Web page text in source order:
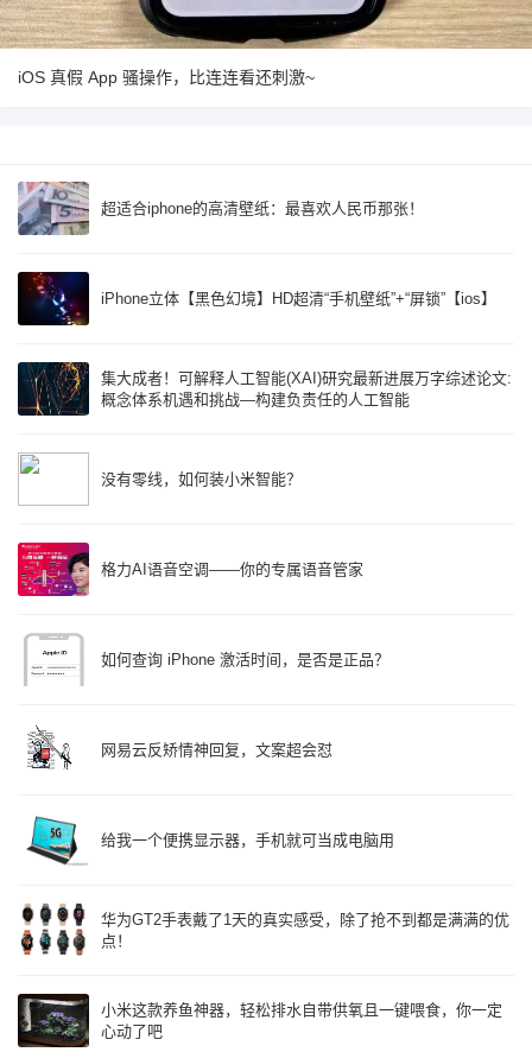
iOS 真假 App 骚操作，比连连看还刺激~
超适合iphone的高清壁纸：最喜欢人民币那张！
iPhone立体【黑色幻境】HD超清“手机壁纸”+“屏锁”【ios】
集大成者！可解释人工智能(XAI)研究最新进展万字综述论文:
概念体系机遇和挑战—构建负责任的人工智能
没有零线，如何装小米智能？
格力AI语音空调——你的专属语音管家
如何查询 iPhone 激活时间，是否是正品？
网易云反矫情神回复，文案超会怼
给我一个便携显示器，手机就可当成电脑用
华为GT2手表戴了1天的真实感受，除了抢不到都是满满的优
点！
小米这款养鱼神器，轻松排水自带供氧且一键喂食，你一定
心动了吧